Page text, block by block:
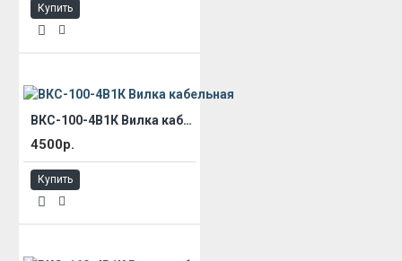
Купить
ВКС-100-4В1К Вилка кабельная
4500р.
Купить